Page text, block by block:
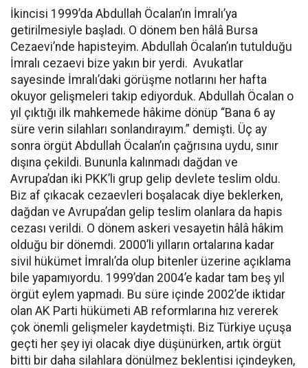
İkincisi 1999’da Abdullah Öcalan’ın İmralı’ya
getirilmesiyle başladı. O dönem ben hâlâ Bursa
Cezaevi’nde hapisteyim. Abdullah Öcalan’ın tutulduğu
İmralı cezaevi bize yakın bir yerdi. Avukatlar
sayesinde İmralı’daki görüşme notlarını her hafta
okuyor gelişmeleri takip ediyorduk. Abdullah Öcalan o
yıl çıktığı ilk mahkemede hâkime dönüp “Bana 6 ay
süre verin silahları sonlandırayım.” demişti. Üç ay
sonra örgüt Abdullah Öcalan’ın çağrısına uydu, sınır
dışına çekildi. Bununla kalınmadı dağdan ve
Avrupa’dan iki PKK’li grup gelip devlete teslim oldu.
Biz af çıkacak cezaevleri boşalacak diye beklerken,
dağdan ve Avrupa’dan gelip teslim olanlara da hapis
cezası verildi. O dönem askeri vesayetin hâlâ hâkim
olduğu bir dönemdi. 2000’li yılların ortalarına kadar
sivil hükümet İmralı’da olup bitenler üzerine açıklama
bile yapamıyordu. 1999’dan 2004’e kadar tam beş yıl
örgüt eylem yapmadı. Bu süre içinde 2002’de iktidar
olan AK Parti hükümeti AB reformlarına hız vererek
çok önemli gelişmeler kaydetmişti. Biz Türkiye uçuşa
geçti her şey iyi olacak diye düşünürken, artık örgüt
bitti bir daha silahlara dönülmez beklentisi içindeyken,